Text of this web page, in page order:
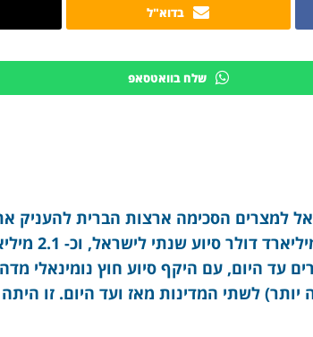
בדוא"ל
שלח בוואטסאפ
למצרים הסכימה ארצות הברית להעניק
לשתי המדינות
יותר) לשתי המדינות מאז ועד היום. זו